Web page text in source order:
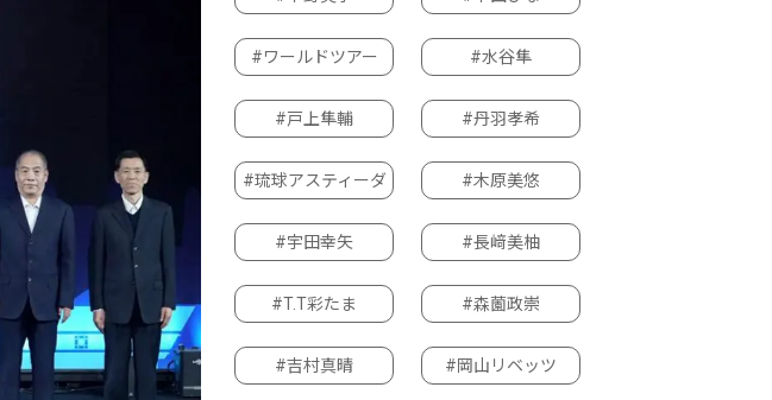
#ワールドツアー #水谷隼
#戸上隼輔 #丹羽孝希
#琉球アスティーダ #木原美悠
#宇田幸矢 #長﨑美柚
#T.T彩たま #森薗政崇
#吉村真晴 #岡山リベッツ